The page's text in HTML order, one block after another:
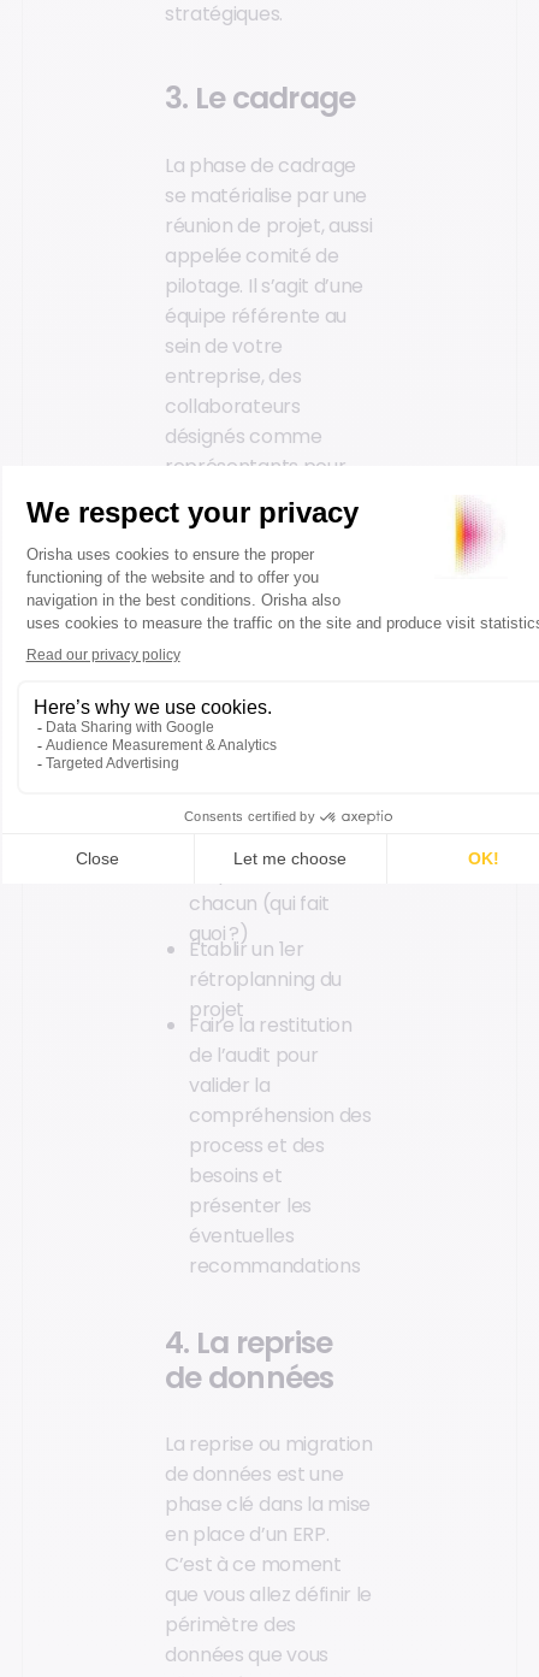
stratégiques.
3. Le cadrage
La phase de cadrage
se matérialise par une
réunion de projet, aussi
appelée comité de
pilotage. Il s’agit d’une
équipe référente au
sein de votre
entreprise, des
collaborateurs
désignés comme
représentants pour
renforcer la
coopération sur
l’implémentation.
Cette étape permet
de :
Définir les équipes
projet (prestataire
l’entreprise)
responsabilités de
chacun (qui fait
quoi ?)
Établir un 1er
rétroplanning du
projet
Faire la restitution
de l’audit pour
valider la
compréhension des
process et des
besoins et
présenter les
éventuelles
recommandations
4. La reprise
de données
La reprise ou migration
de données est une
phase clé dans la mise
en place d’un ERP.
C’est à ce moment
que vous allez définir le
périmètre des
données que vous